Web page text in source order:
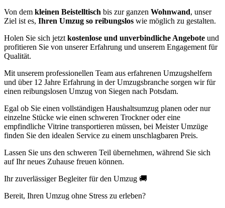
Von dem kleinen Beistelltisch bis zur ganzen Wohnwand, unser
Ziel ist es, Ihren Umzug so reibungslos wie möglich zu gestalten.
Holen Sie sich jetzt kostenlose und unverbindliche Angebote und
profitieren Sie von unserer Erfahrung und unserem Engagement für
Qualität.
Mit unserem professionellen Team aus erfahrenen Umzugshelfern
und über 12 Jahre Erfahrung in der Umzugsbranche sorgen wir für
einen reibungslosen Umzug von Siegen nach Potsdam.
Egal ob Sie einen vollständigen Haushaltsumzug planen oder nur
einzelne Stücke wie einen schweren Trockner oder eine
empfindliche Vitrine transportieren müssen, bei Meister Umzüge
finden Sie den idealen Service zu einem unschlagbaren Preis.
Lassen Sie uns den schweren Teil übernehmen, während Sie sich
auf Ihr neues Zuhause freuen können.
Ihr zuverlässiger Begleiter für den Umzug 🚚
Bereit, Ihren Umzug ohne Stress zu erleben?